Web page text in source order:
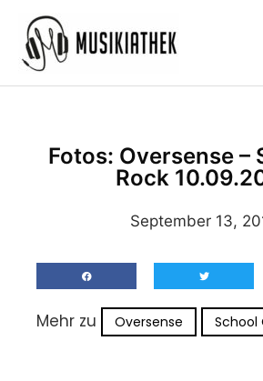
Inhalt
springen
Fotos: Oversense –
Rock
September 13,
Mehr zu Oversense School